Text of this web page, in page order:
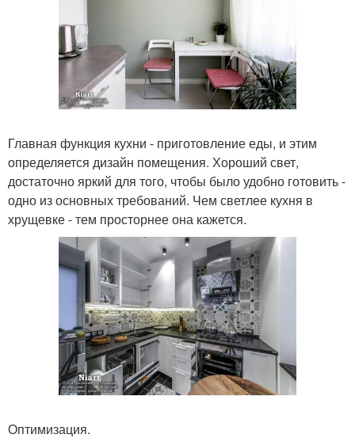
Главная функция кухни - приготовление еды, и этим
определяется дизайн помещения. Хороший свет,
достаточно яркий для того, чтобы было удобно готовить -
одно из основных требований. Чем светлее кухня в
хрущевке - тем просторнее она кажется.
Оптимизация.